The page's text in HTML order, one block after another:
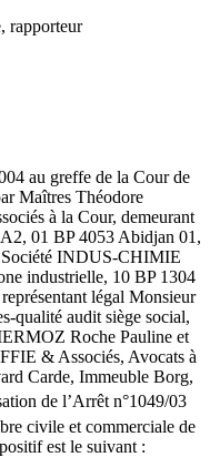
au greffe de la Cour de
Maîtres Théodore
à la Cour, demeurant
01 BP 4053 Abidjan 01,
Société INDUS-CHIMIE
industrielle, 10 BP 1304
légal Monsieur
qualité audit siège social,
Roche Pauline et
& Associés, Avocats à
Carde, Immeuble Borg,
de l’Arrêt n°1049/03
civile et commerciale de
est le suivant :